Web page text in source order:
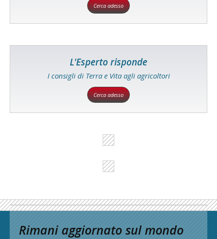
Cerca adesso
L'Esperto risponde
I consigli di Terra e Vita agli agricoltori
Cerca adesso
Rimani aggiornato sul mondo